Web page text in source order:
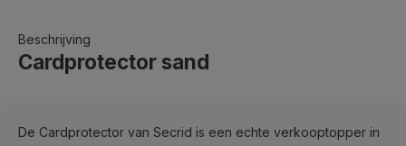
Beschrijving
Cardprotector sand
De Cardprotector van Secrid is een echte verkooptopper in